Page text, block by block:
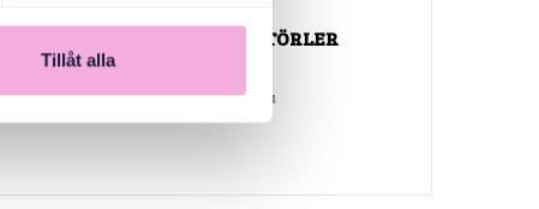
Tillåt alla
ORTAK ORGANIZATÖRLER
Ulusal Miras Fonu